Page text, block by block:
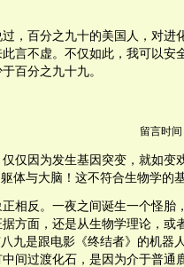
，百分之九十的美国人，对进
言不虚。不仅如此，我可以安
百分之九十九。
留言时间
仅仅因为发生基因突变，就如变
体与大脑！这不符合生物学的
相反。一夜之间诞生一个怪胎
方面，还是从生物学理论，或
九是跟电影《终结者》的机器
间过渡化石，是因为介于普通